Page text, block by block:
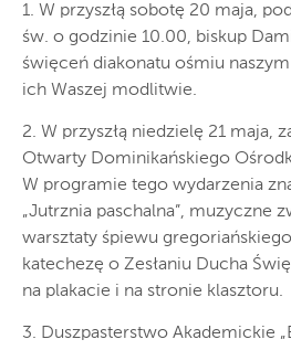
1. W przyszłą sobotę 20 maja,
św. o godzinie 10.00, biskup
święceń diakonatu ośmiu
ich Waszej modlitwie.
2. W przyszłą niedzielę 21 maja,
Otwarty Dominikańskiego
W programie tego wydarzenia
„Jutrznia paschalna”, muzyczne
warsztaty śpiewu
katechezę o Zesłaniu Ducha
na plakacie i na stronie klasztoru.
3. Duszpasterstwo Akademickie